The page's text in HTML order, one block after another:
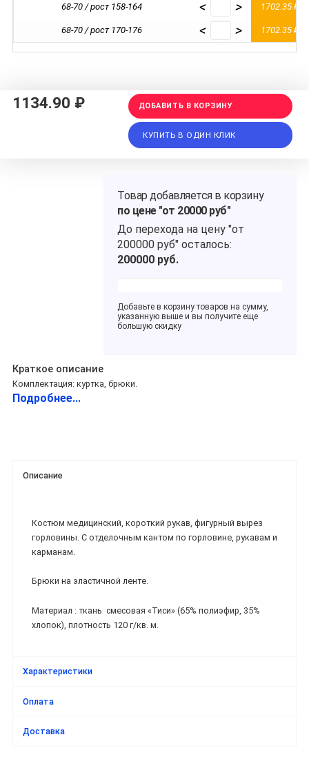
68-70 / рост 158-164 < > 1702.35 ₽
68-70 / рост 170-176 < > 1702.35 ₽
1134.90 ₽ ДОБАВИТЬ В КОРЗИНУ
КУПИТЬ В ОДИН КЛИК
Краткое описание
Комплектация: куртка, брюки.
Подробнее...
Товар добавляется в корзину
по цене "от 20000 руб"
До перехода на цену "от
200000 руб" осталось:
200000 руб.
Добавьте в корзину товаров на сумму,
указанную выше и вы получите еще
большую скидку
Описание
Костюм медицинский, короткий рукав, фигурный вырез
горловины. С отделочным кантом по горловине, рукавам и
карманам.
Брюки на эластичной ленте.
Материал : ткань смесовая «Тиси» (65% полиэфир, 35%
хлопок), плотность 120 г/кв. м.
Характеристики
Оплата
Доставка